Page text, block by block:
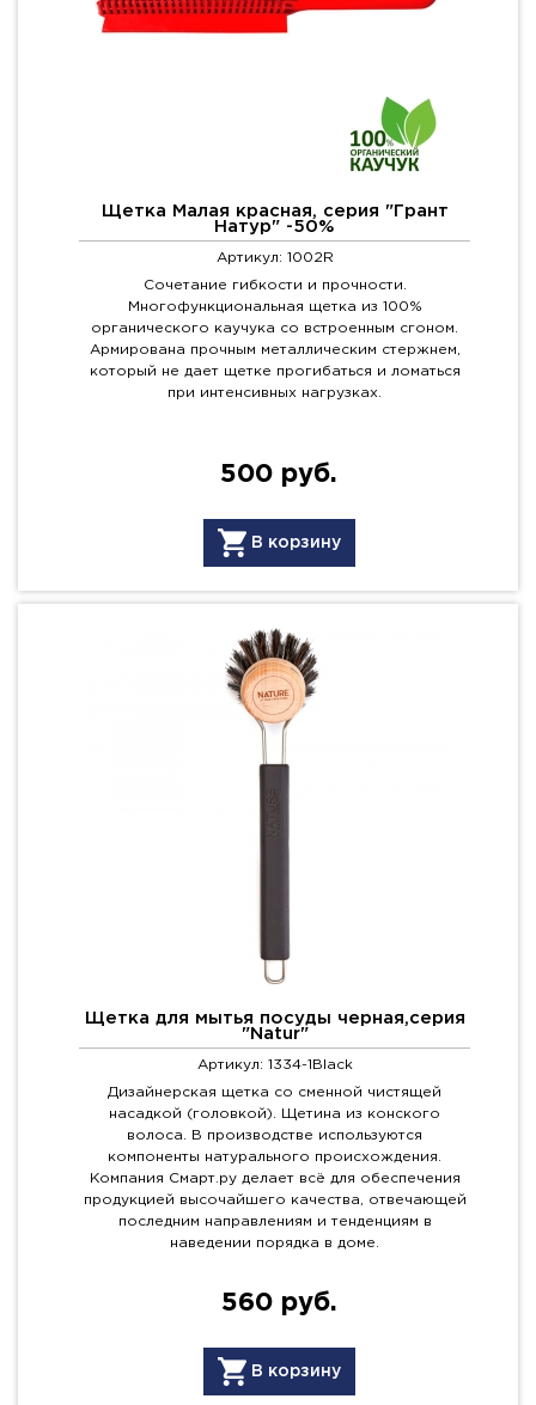
Щетка Малая красная, серия "Грант
Натур" -50%
Артикул: 1002R
Сочетание гибкости и прочности.
Многофункциональная щетка из 100%
органического каучука со встроенным сгоном.
Армирована прочным металлическим стержнем,
который не дает щетке прогибаться и ломаться
при интенсивных нагрузках.
500 руб.
В корзину
Щетка для мытья посуды черная,серия
"Natur"
Артикул: 1334-1Black
Дизайнерская щетка со сменной чистящей
насадкой (головкой). Щетина из конского
волоса. В производстве используются
компоненты натурального происхождения.
Компания Смарт.ру делает всё для обеспечения
продукцией высочайшего качества, отвечающей
последним направлениям и тенденциям в
наведении порядка в доме.
560 руб.
В корзину